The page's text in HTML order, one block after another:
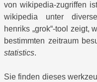
von wikipedia-zugriffen
wikipedia unter
henriks „grok“-tool zeigt,
bestimmten zeitraum
statistics.
Sie finden dieses